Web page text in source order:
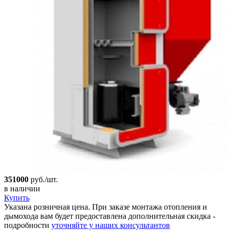
351000 руб./шт.
в наличии
Купить
Указана розничная цена. При заказе монтажа отопления и
дымохода вам будет предоставлена дополнительная скидка -
подробности уточняйте у наших консультантов